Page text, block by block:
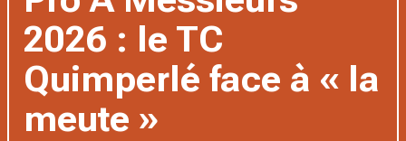
2026 : le TC
Quimperlé face à « la
meute »